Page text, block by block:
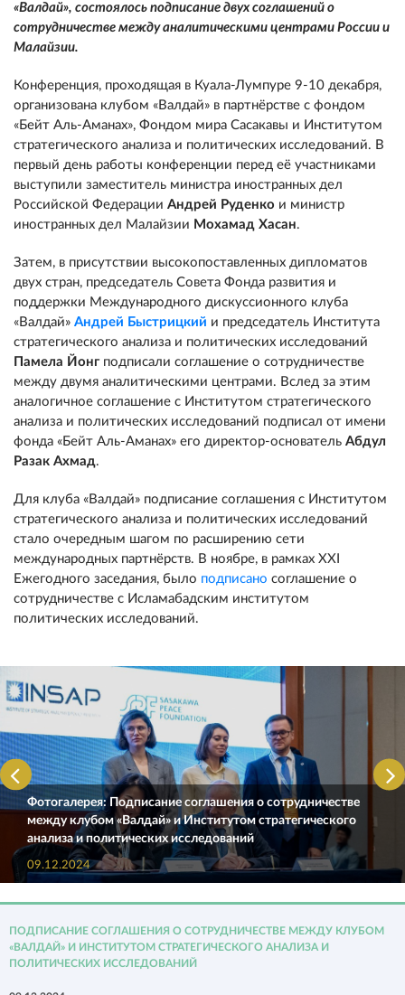
«Валдай», состоялось подписание двух соглашений о
сотрудничестве между аналитическими центрами России и
Малайзии.
Конференция, проходящая в Куала-Лумпуре 9-10 декабря,
организована клубом «Валдай» в партнёрстве с фондом
«Бейт Аль-Аманах», Фондом мира Сасакавы и Институтом
стратегического анализа и политических исследований. В
первый день работы конференции перед её участниками
выступили заместитель министра иностранных дел
Российской Федерации Андрей Руденко и министр
иностранных дел Малайзии Мохамад Хасан.
Затем, в присутствии высокопоставленных дипломатов
двух стран, председатель Совета Фонда развития и
поддержки Международного дискуссионного клуба
«Валдай» Андрей Быстрицкий и председатель Института
стратегического анализа и политических исследований
Памела Йонг подписали соглашение о сотрудничестве
между двумя аналитическими центрами. Вслед за этим
аналогичное соглашение с Институтом стратегического
анализа и политических исследований подписал от имени
фонда «Бейт Аль-Аманах» его директор-основатель Абдул
Разак Ахмад.
Для клуба «Валдай» подписание соглашения с Институтом
стратегического анализа и политических исследований
стало очередным шагом по расширению сети
международных партнёрств. В ноябре, в рамках XXI
Ежегодного заседания, было подписано соглашение о
сотрудничестве с Исламабадским институтом
политических исследований.
Фотогалерея: Подписание соглашения о сотрудничестве
между клубом «Валдай» и Институтом стратегического
анализа и политических исследований
09.12.2024
ПОДПИСАНИЕ СОГЛАШЕНИЯ О СОТРУДНИЧЕСТВЕ МЕЖДУ КЛУБОМ
«ВАЛДАЙ» И ИНСТИТУТОМ СТРАТЕГИЧЕСКОГО АНАЛИЗА И
ПОЛИТИЧЕСКИХ ИССЛЕДОВАНИЙ